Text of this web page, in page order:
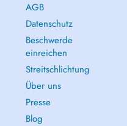
AGB
Datenschutz
Beschwerde
einreichen
Streitschlichtung
Über uns
Presse
Blog